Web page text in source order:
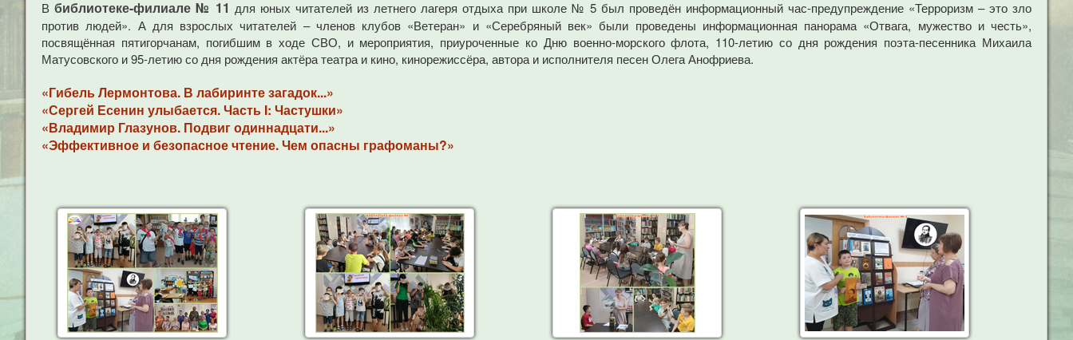
В библиотеке-филиале № 11 для юных читателей из летнего лагеря отдыха при школе № 5 был проведён информационный час-предупреждение «Терроризм – это зло
против людей». А для взрослых читателей – членов клубов «Ветеран» и «Серебряный век» были проведены информационная панорама «Отвага, мужество и честь»,
посвящённая пятигорчанам, погибшим в ходе СВО, и мероприятия, приуроченные ко Дню военно-морского флота, 110-летию со дня рождения поэта-песенника Михаила
Матусовского и 95-летию со дня рождения актёра театра и кино, кинорежиссёра, автора и исполнителя песен Олега Анофриева.
«Гибель Лермонтова. В лабиринте загадок...»
«Сергей Есенин улыбается. Часть I: Частушки»
«Владимир Глазунов. Подвиг одиннадцати...»
«Эффективное и безопасное чтение. Чем опасны графоманы?»